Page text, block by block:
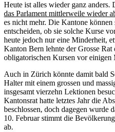
Heute ist alles wieder ganz anders.
das Parlament mittlerweile wieder
es nicht mehr. Die Kantone können
entscheiden, ob sie solche Kurse
heute jedoch nur eine Minderheit,
Kanton Bern lehnte der Grosse
obligatorischen Kursen vor einigen
Auch in Zürich könnte damit bald
Halter mit einem grossen und
insgesamt vierzehn Lektionen
Kantonsrat hatte letztes Jahr die
beschlossen, doch dagegen wurde
10. Februar stimmt die
ab.